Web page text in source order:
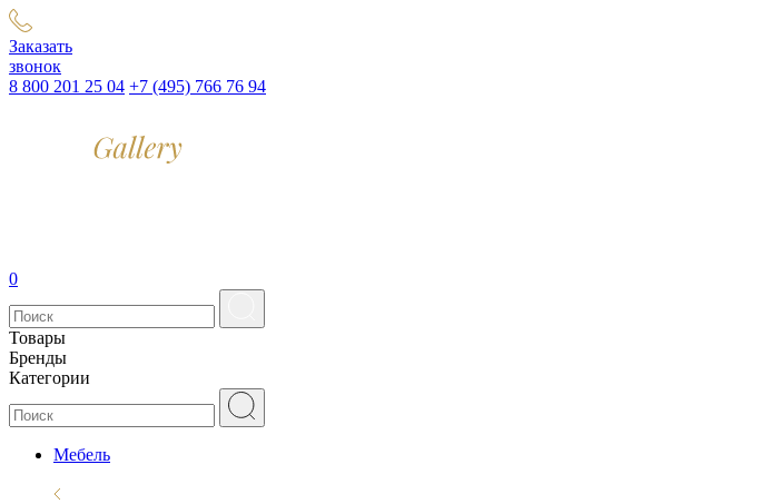
Заказать
звонок
8 800 201 25 04 +7 (495) 766 76 94
0
Товары
Бренды
Категории
Мебель